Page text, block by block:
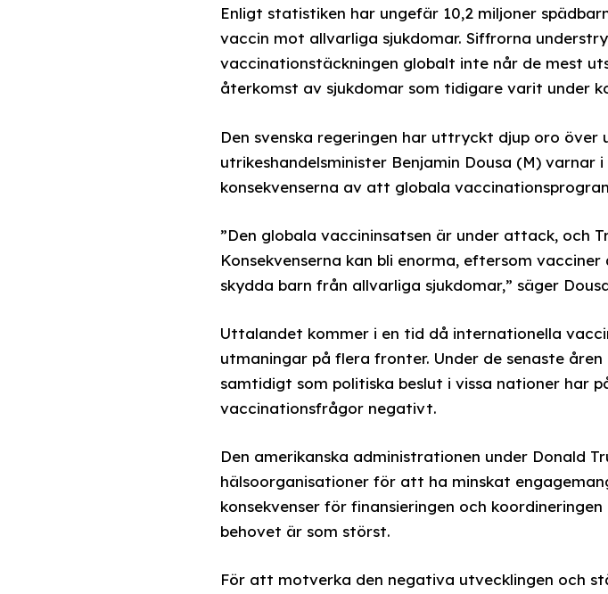
Enligt statistiken har ungefär 10,2 miljoner
vaccin mot allvarliga sjukdomar. Siffrorna
vaccinationstäckningen globalt inte når de mest
återkomst av sjukdomar som tidigare varit under
Den svenska regeringen har uttryckt djup oro över
utrikeshandelsminister Benjamin Dousa (M)
konsekvenserna av att globala
”Den globala vaccininsatsen är under attack, och
Konsekvenserna kan bli enorma, eftersom
skydda barn från allvarliga sjukdomar,” säger
Uttalandet kommer i en tid då internationella
utmaningar på flera fronter. Under de senaste
samtidigt som politiska beslut i vissa nationer har
vaccinationsfrågor negativt.
Den amerikanska administrationen under Donald
hälsoorganisationer för att ha minskat
konsekvenser för finansieringen och
behovet är som störst.
För att motverka den negativa utvecklingen och